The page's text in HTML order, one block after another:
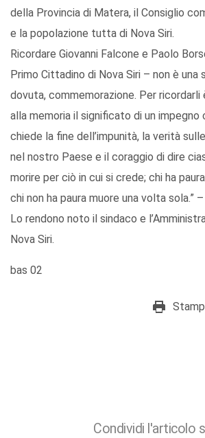
della Provincia di Matera, il Consiglio
e la popolazione tutta di Nova Siri.
Ricordare Giovanni Falcone e Paolo
Primo Cittadino di Nova Siri – non è una
dovuta, commemorazione. Per ricordarli
alla memoria il significato di un impegno
chiede la fine dell’impunità, la verità
nel nostro Paese e il coraggio di dire
morire per ciò in cui si crede; chi ha
chi non ha paura muore una volta sola.”
Lo rendono noto il sindaco e
Nova Siri.
bas 02
Condividi l'articolo